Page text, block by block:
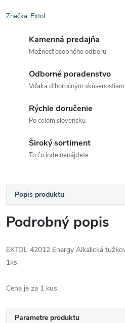
Značka: Extol
Kamenná predajňa
Možnosť osobného odberu
Odborné poradenstvo
Vďaka dlhoročným skúsenostiam
Rýchle doručenie
Po celom slovensku
Široký sortiment
To čo inde nenájdete
Popis produktu
Podrobný popis
EXTOL 42012 Energy Alkalická
1ks
Cena je za 1 kus
Parametre produktu